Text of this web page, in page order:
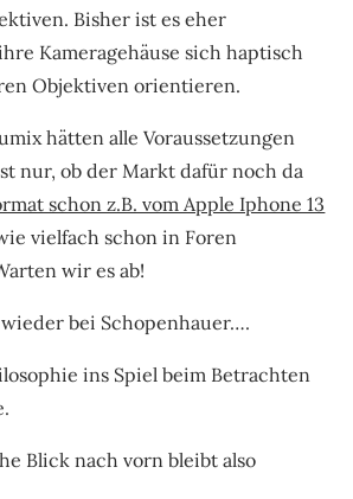
Bisher ist es eher
Kameragehäuse sich haptisch
Objektiven orientieren.
hätten alle Voraussetzungen
nur, ob der Markt dafür noch da
schon z.B. vom Apple Iphone 13
vielfach schon in Foren
wir es ab!
bei Schopenhauer….
ins Spiel beim Betrachten
Blick nach vorn bleibt also